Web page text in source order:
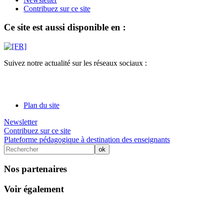
Contribuez sur ce site
Ce site est aussi disponible en :
Suivez notre actualité sur les réseaux sociaux :
Plan du site
Newsletter
Contribuez sur ce site
Plateforme pédagogique à destination des enseignants
Nos partenaires
Voir également